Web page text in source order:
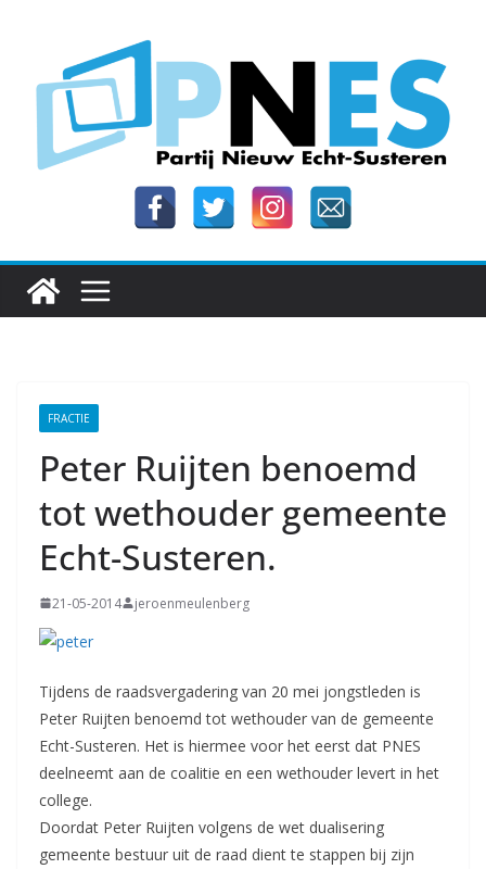
inhoud
FRACTIE
Peter Ruijten benoemd
tot wethouder gemeente
Echt-Susteren.
21-05-2014 jeroenmeulenberg
Tijdens de raadsvergadering van 20 mei jongstleden is
Peter Ruijten benoemd tot wethouder van de gemeente
Echt-Susteren. Het is hiermee voor het eerst dat PNES
deelneemt aan de coalitie en een wethouder levert in het
college.
Doordat Peter Ruijten volgens de wet dualisering
gemeente bestuur uit de raad dient te stappen bij zijn